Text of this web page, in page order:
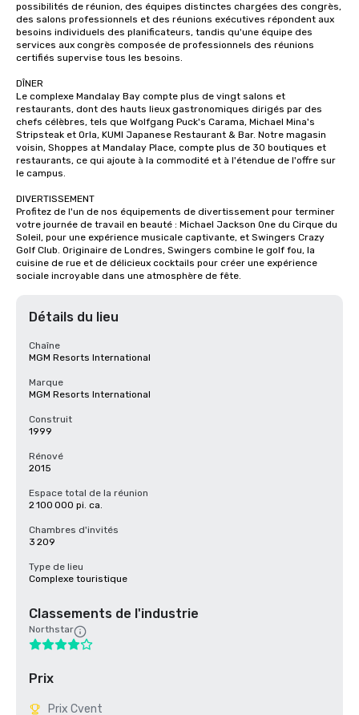
possibilités de réunion, des équipes distinctes chargées des congrès,
des salons professionnels et des réunions exécutives répondent aux
besoins individuels des planificateurs, tandis qu'une équipe des
services aux congrès composée de professionnels des réunions
certifiés supervise tous les besoins.
DÎNER
Le complexe Mandalay Bay compte plus de vingt salons et
restaurants, dont des hauts lieux gastronomiques dirigés par des
chefs célèbres, tels que Wolfgang Puck's Carama, Michael Mina's
Stripsteak et Orla, KUMI Japanese Restaurant & Bar. Notre magasin
voisin, Shoppes at Mandalay Place, compte plus de 30 boutiques et
restaurants, ce qui ajoute à la commodité et à l'étendue de l'offre sur
le campus.
DIVERTISSEMENT
Profitez de l'un de nos équipements de divertissement pour terminer
votre journée de travail en beauté : Michael Jackson One du Cirque du
Soleil, pour une expérience musicale captivante, et Swingers Crazy
Golf Club. Originaire de Londres, Swingers combine le golf fou, la
cuisine de rue et de délicieux cocktails pour créer une expérience
sociale incroyable dans une atmosphère de fête.
Détails du lieu
Chaîne
MGM Resorts International
Marque
MGM Resorts International
Construit
1999
Rénové
2015
Espace total de la réunion
2 100 000 pi. ca.
Chambres d'invités
3 209
Type de lieu
Complexe touristique
Classements de l'industrie
Northstar
Prix
Prix Cvent